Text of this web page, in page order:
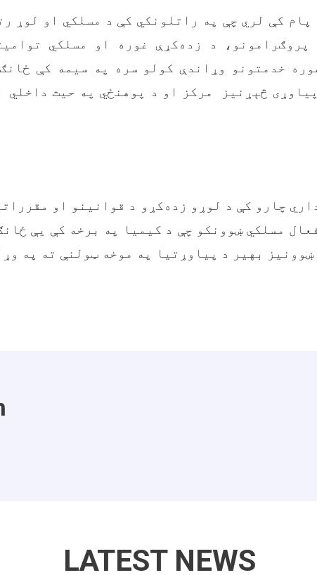
پام کې لري چې په راتلونکي کې د مسلکي او لوړ
د زده‌کړې غوره او مسلکي
خدمتونو وړاندې کولو سره په سيمه کې
څېړنيز مرکز او د پوهنځي په حيث داخلي
چارو کې د لوړو زده‌کړو د قوانينو او
مسلکي ښوونکو چې د کيميا په برخه کې يې
بهير د پياوړتيا په موخه ټولنې ته په
LATEST NEWS